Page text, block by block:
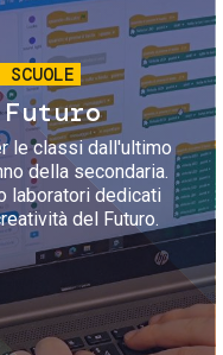
le classi dall'ultimo
della secondaria.
laboratori dedicati
del Futuro.